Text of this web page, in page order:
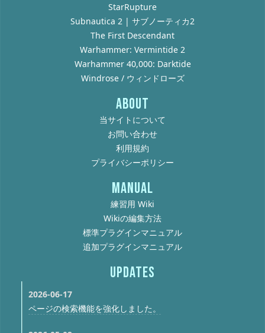
StarRupture
Subnautica 2 | サブノーティカ2
The First Descendant
Warhammer: Vermintide 2
Warhammer 40,000: Darktide
Windrose / ウィンドローズ
ABOUT
当サイトについて
お問い合わせ
利用規約
プライバシーポリシー
MANUAL
練習用 Wiki
Wikiの編集方法
標準プラグインマニュアル
追加プラグインマニュアル
UPDATES
2026-06-17
ページの検索機能を強化しました。